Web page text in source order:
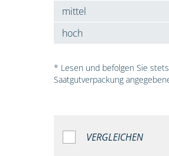
mittel
hoch
* Lesen und befolgen Sie
Saatgutverpackung
VERGLEICHEN